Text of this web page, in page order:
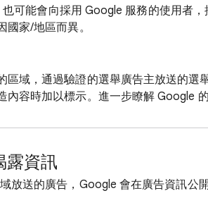
可能會向採用 Google 服務的使用者
家/地區而異。
區域，通過驗證的選舉廣告主放送的選
內容時加以標示。進一步瞭解 Google
露資訊
放送的廣告，Google 會在廣告資訊公